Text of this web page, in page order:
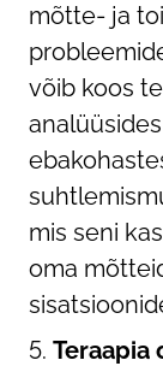
mõtte- ja
võib koos
mis seni
oma
Teraapia